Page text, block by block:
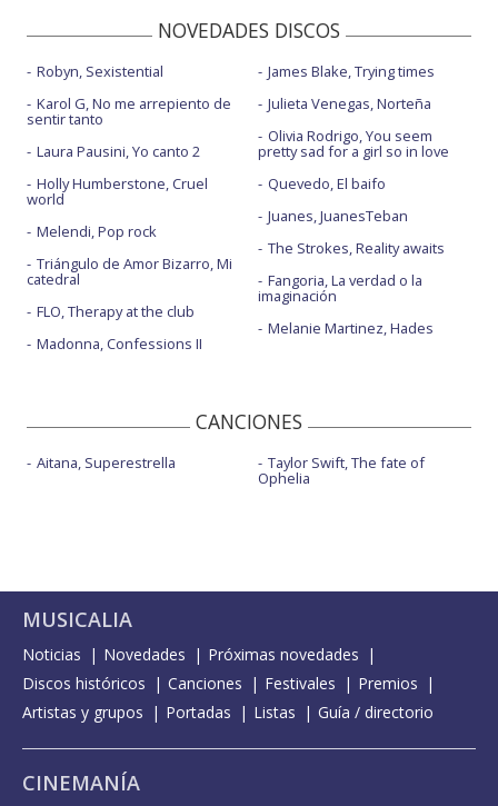
NOVEDADES DISCOS
Robyn, Sexistential
Karol G, No me arrepiento de
sentir tanto
Laura Pausini, Yo canto 2
Holly Humberstone, Cruel
world
Melendi, Pop rock
Triángulo de Amor Bizarro, Mi
catedral
FLO, Therapy at the club
Madonna, Confessions II
James Blake, Trying times
Julieta Venegas, Norteña
Olivia Rodrigo, You seem
pretty sad for a girl so in love
Quevedo, El baifo
Juanes, JuanesTeban
The Strokes, Reality awaits
Fangoria, La verdad o la
imaginación
Melanie Martinez, Hades
CANCIONES
Aitana, Superestrella Taylor Swift, The fate of
Ophelia
MUSICALIA
Noticias Novedades
Próximas novedades
Discos históricos
Canciones Festivales
Premios
Artistas y grupos
Portadas Listas Guía / directorio
CINEMANÍA